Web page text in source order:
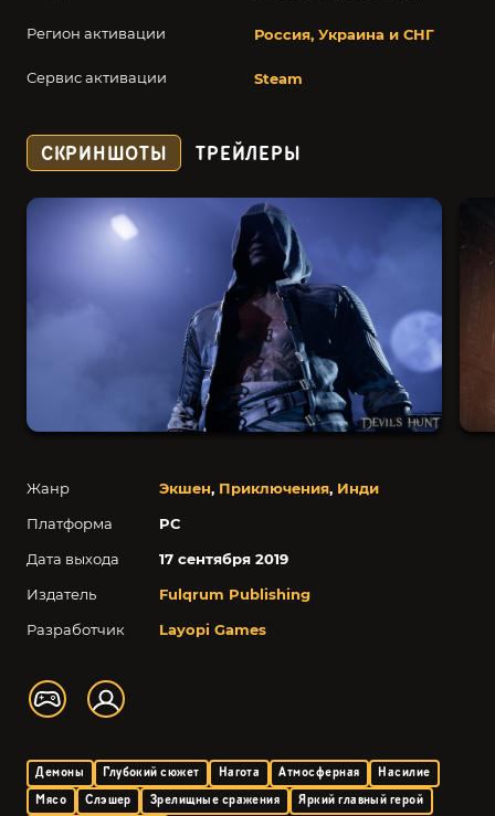
Регион активации Россия, Украина и СНГ
Сервис активации Steam
Жанр Экшен, Приключения, Инди
Платформа
PC
Дата выхода
17 сентября 2019
Издатель
Fulqrum Publishing
Разработчик
Layopi Games
Демоны Глубокий сюжет Нагота Атмосферная
Насилие
Мясо
Слэшер Зрелищные сражения Яркий главный герой
СКРИНШОТЫ ТРЕЙЛЕРЫ